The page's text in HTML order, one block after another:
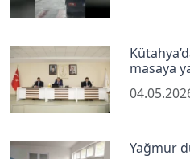
masaya
Yağmur